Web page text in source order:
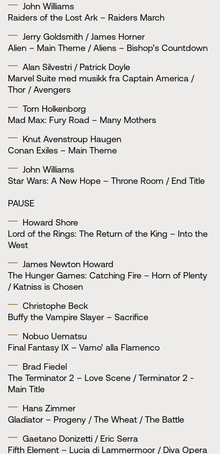
John Williams
Raiders of the Lost Ark – Raiders March
Jerry Goldsmith / James Horner
Alien – Main Theme / Aliens – Bishop’s Countdown
Alan Silvestri / Patrick Doyle
Marvel Suite med musikk fra Captain America /
Thor / Avengers
Tom Holkenborg
Mad Max: Fury Road – Many Mothers
Knut Avenstroup Haugen
Conan Exiles – Main Theme
John Williams
Star Wars: A New Hope – Throne Room / End Title
PAUSE
Howard Shore
Lord of the Rings: The Return of the King – Into the
West
James Newton Howard
The Hunger Games: Catching Fire – Horn of Plenty
/ Katniss is Chosen
Christophe Beck
Buffy the Vampire Slayer – Sacrifice
Nobuo Uematsu
Final Fantasy IX – Vamo’ alla Flamenco
Brad Fiedel
The Terminator 2 – Love Scene / Terminator 2 -
Main Title
Hans Zimmer
Gladiator – Progeny / The Wheat / The Battle
Gaetano Donizetti / Eric Serra
Fifth Element – Lucia di Lammermoor / Diva Opera